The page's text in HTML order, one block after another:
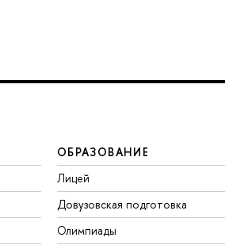
ОБРАЗОВАНИЕ
Лицей
Довузовская подготовка
Олимпиады